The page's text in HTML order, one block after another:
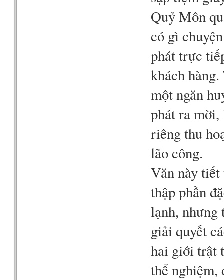
Quỷ Môn
có gì
phát trực
khách
một ngăn
phát ra mời,
riêng thu
lão công.
Văn này
thập phần
lạnh, nhưng
giải quyết
hai giới trật
thể nghiệm,